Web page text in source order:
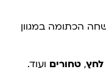
הכתומה במגוון
לחץ, טחורים ועוד.